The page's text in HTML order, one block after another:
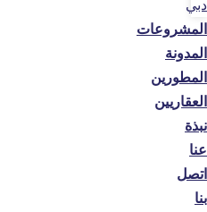
المشروعات
المدونة
المطورين
العقاريين
نبذة
عنا
اتصل
بنا